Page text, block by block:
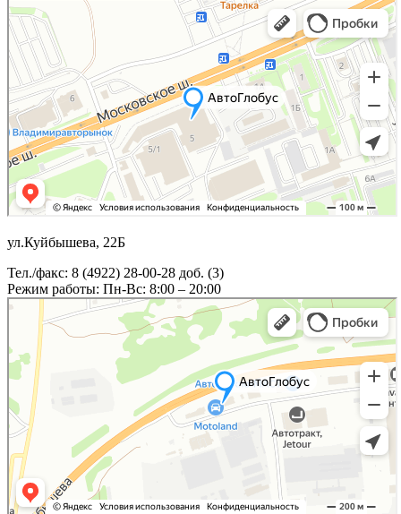
ул.Куйбышева, 22Б
Тел./факс: 8 (4922) 28-00-28 доб. (3)
Режим работы: Пн-Вс: 8:00 – 20:00